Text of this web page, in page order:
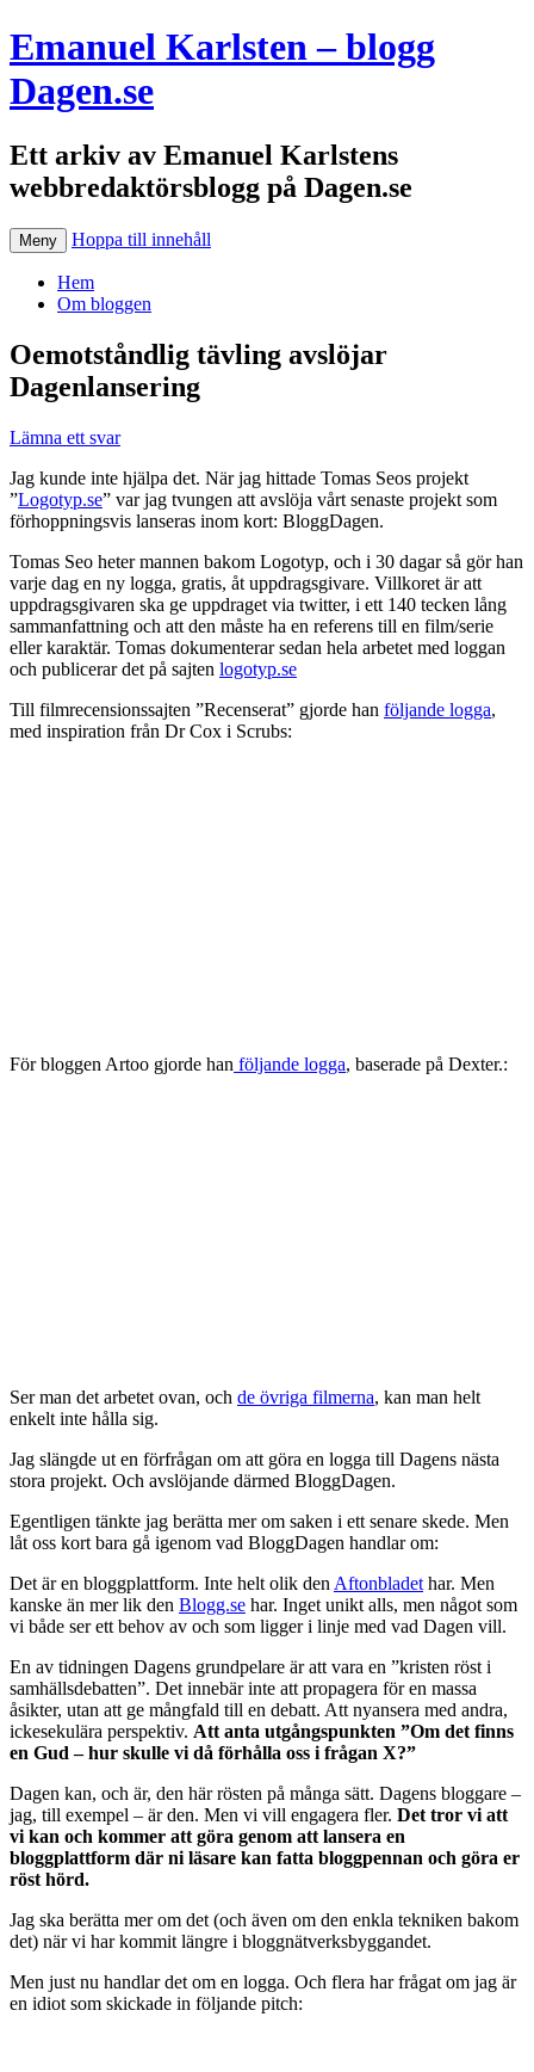
Emanuel Karlsten – blogg
Dagen.se
Ett arkiv av Emanuel Karlstens
webbredaktörsblogg på Dagen.se
Meny Hoppa till innehåll
Hem
Om bloggen
Oemotståndlig tävling avslöjar
Dagenlansering
Lämna ett svar
Jag kunde inte hjälpa det. När jag hittade Tomas Seos projekt
”Logotyp.se” var jag tvungen att avslöja vårt senaste projekt som
förhoppningsvis lanseras inom kort: BloggDagen.
Tomas Seo heter mannen bakom Logotyp, och i 30 dagar så gör han
varje dag en ny logga, gratis, åt uppdragsgivare. Villkoret är att
uppdragsgivaren ska ge uppdraget via twitter, i ett 140 tecken lång
sammanfattning och att den måste ha en referens till en film/serie
eller karaktär. Tomas dokumenterar sedan hela arbetet med loggan
och publicerar det på sajten logotyp.se
Till filmrecensionssajten ”Recenserat” gjorde han följande logga,
med inspiration från Dr Cox i Scrubs:
För bloggen Artoo gjorde han följande logga, baserade på Dexter.:
Ser man det arbetet ovan, och de övriga filmerna, kan man helt
enkelt inte hålla sig.
Jag slängde ut en förfrågan om att göra en logga till Dagens nästa
stora projekt. Och avslöjande därmed BloggDagen.
Egentligen tänkte jag berätta mer om saken i ett senare skede. Men
låt oss kort bara gå igenom vad BloggDagen handlar om:
Det är en bloggplattform. Inte helt olik den Aftonbladet har. Men
kanske än mer lik den Blogg.se har. Inget unikt alls, men något som
vi både ser ett behov av och som ligger i linje med vad Dagen vill.
En av tidningen Dagens grundpelare är att vara en ”kristen röst i
samhällsdebatten”. Det innebär inte att propagera för en massa
åsikter, utan att ge mångfald till en debatt. Att nyansera med andra,
ickesekulära perspektiv. Att anta utgångspunkten ”Om det finns
en Gud – hur skulle vi då förhålla oss i frågan X?”
Dagen kan, och är, den här rösten på många sätt. Dagens bloggare –
jag, till exempel – är den. Men vi vill engagera fler. Det tror vi att
vi kan och kommer att göra genom att lansera en
bloggplattform där ni läsare kan fatta bloggpennan och göra er
röst hörd.
Jag ska berätta mer om det (och även om den enkla tekniken bakom
det) när vi har kommit längre i bloggnätverksbyggandet.
Men just nu handlar det om en logga. Och flera har frågat om jag är
en idiot som skickade in följande pitch: